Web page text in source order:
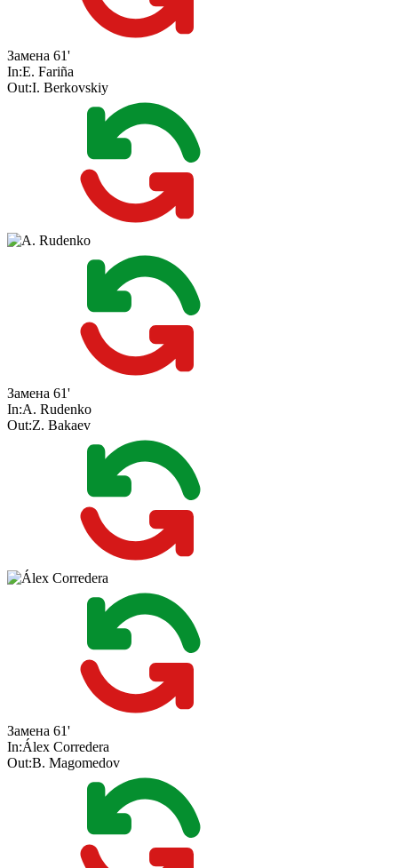
Замена 61'
In:E. Fariña
Out:I. Berkovskiy
Замена 61'
In:A. Rudenko
Out:Z. Bakaev
Замена 61'
In:Álex Corredera
Out:B. Magomedov